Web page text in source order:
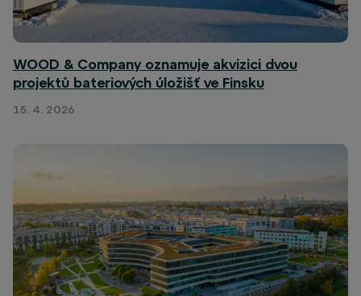
WOOD & Company oznamuje akvizici dvou
projektů bateriových úložišť ve Finsku
15. 4. 2026